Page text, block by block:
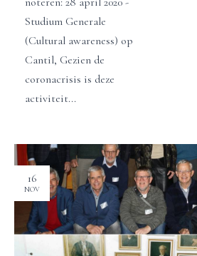
Studium Generale
(Cultural awareness) op
Cantil, Gezien de
coronacrisis is deze
activiteit...
16
NOV